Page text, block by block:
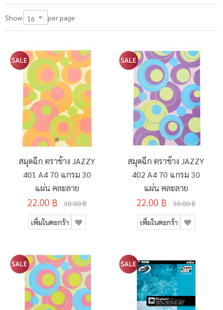
Show per page
สมุดฉีก ตราช้าง JAZZY
401 A4 70 แกรม 30
แผ่น คละลาย
22.00 ฿ 30.00 ฿
เพิ่มในตะกร้า
สมุดฉีก ตราช้าง JAZZY
402 A4 70 แกรม 30
แผ่น คละลาย
22.00 ฿ 30.00 ฿
เพิ่มในตะกร้า